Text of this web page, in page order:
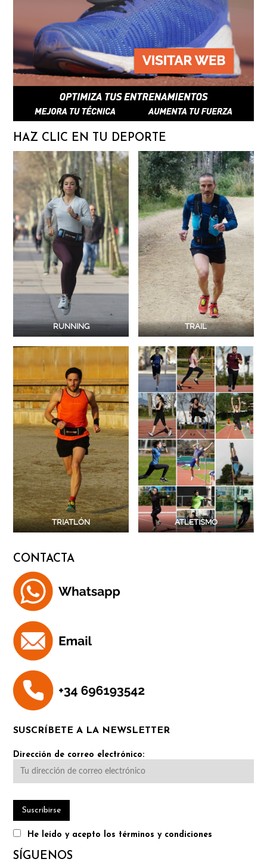
HAZ CLIC EN TU DEPORTE
RUNNING TRAIL
TRIATLÓN ATLETISMO
CONTACTA
SUSCRÍBETE A LA NEWSLETTER
Dirección de correo electrónico:
He leído y acepto los términos y condiciones
SÍGUENOS